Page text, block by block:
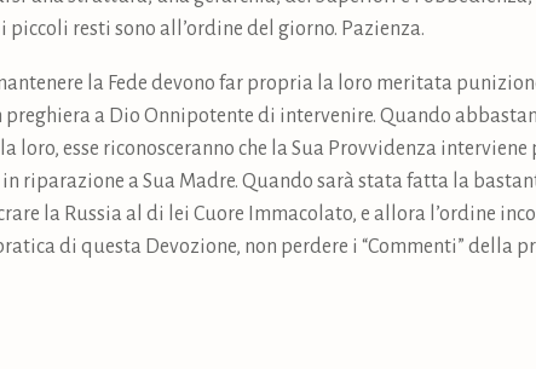
resti sono all’ordine del giorno. Pazienza.
la Fede devono far propria la loro meritata
a Dio Onnipotente di intervenire. Quando
loro, esse riconosceranno che la Sua Provvidenza interviene
riparazione a Sua Madre. Quando sarà stata fatta la
la Russia al di lei Cuore Immacolato, e allora l’ordine
di questa Devozione, non perdere i “Commenti” della